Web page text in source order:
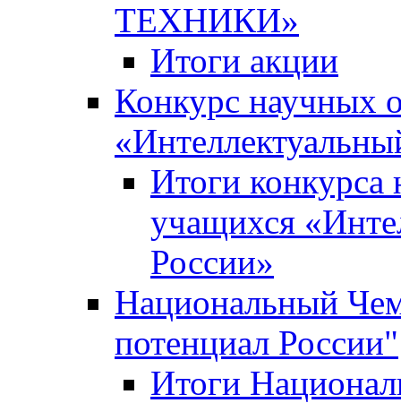
ТЕХНИКИ»
Итоги акции
Конкурс научных
Итоги
учащихся
России»
Национальный
потенциал России"
Итоги